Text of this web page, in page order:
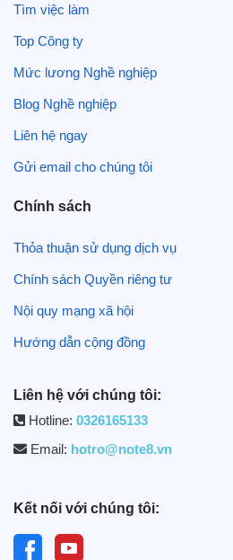
Tìm việc làm
Top Công ty
Mức lương Nghề nghiệp
Blog Nghề nghiệp
Liên hệ ngay
Gửi email cho chúng tôi
Chính sách
Thỏa thuận sử dụng dịch vụ
Chính sách Quyền riêng tư
Nội quy mạng xã hội
Hướng dẫn cộng đồng
Liên hệ với chúng tôi:
Hotline: 0326165133
Email: hotro@note8.vn
Kết nối với chúng tôi: